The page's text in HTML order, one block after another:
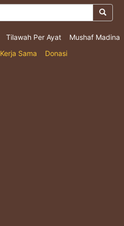
Tilawah Per Ayat
Mushaf Madina
Kerja Sama Donasi